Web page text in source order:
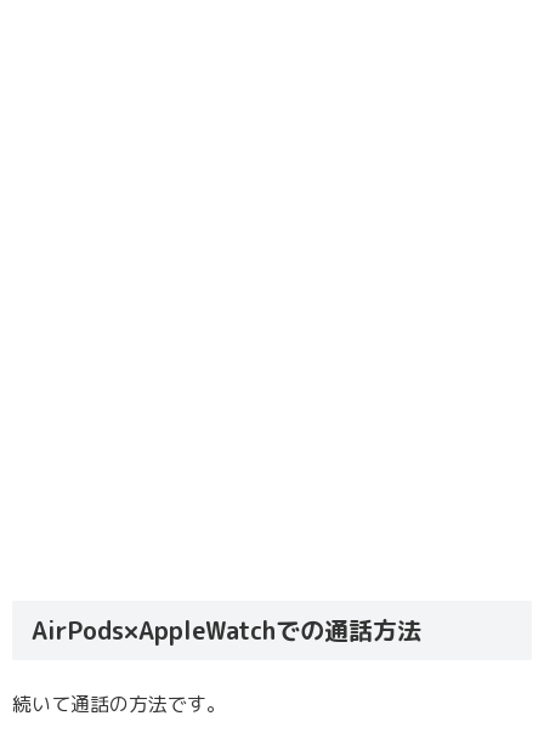
AirPods×AppleWatchでの通話方法
続いて通話の方法です。